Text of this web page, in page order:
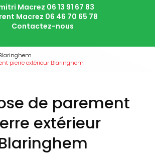
Macrez 06 13 91 67 83
Macrez 06 46 70 65 78
Contactez-nous
pierre extérieur Blaringhem
de parement
extérieur